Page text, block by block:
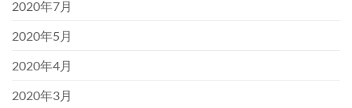
2020年7月
2020年5月
2020年4月
2020年3月